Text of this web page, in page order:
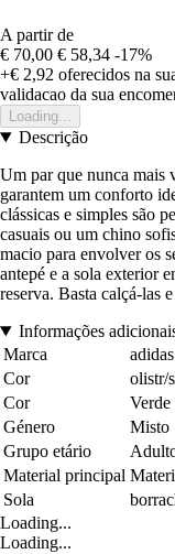
A partir de
€ 70,00 € 58,34 -17%
+€ 2,92 oferecidos na
validacao da sua
Loading...
Descrição
Um par que nunca mais
garantem um conforto
clássicas e simples são
casuais ou um chino
macio para envolver os
antepé e a sola exterior
reserva. Basta calçá-las
Informações
Marca
adidas
Cor
olistr/
Cor
Verde
Género
Misto
Grupo etário
Material principal
Sola
Loading...
Loading...